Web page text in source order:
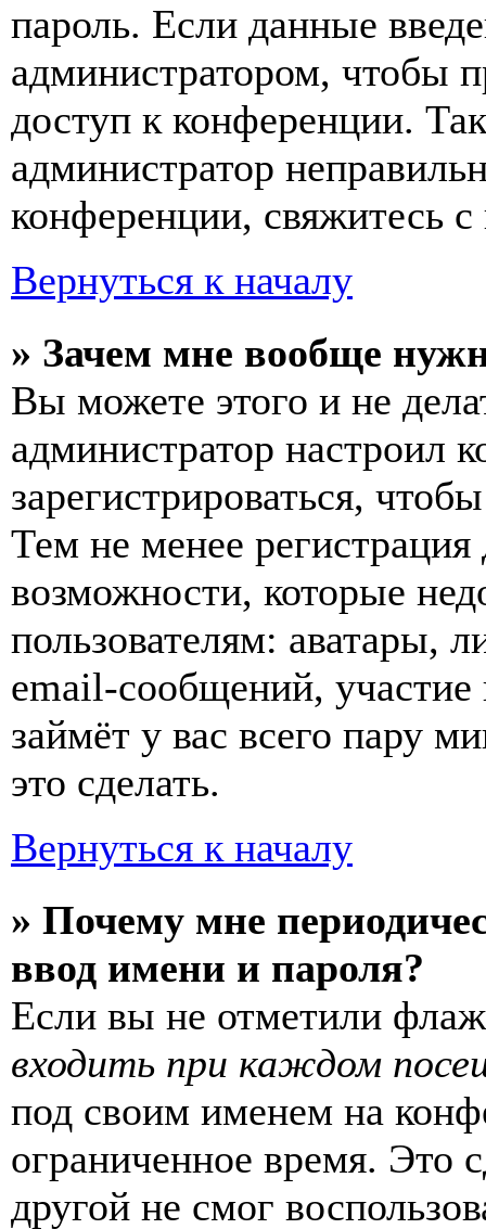
пароль. Если данные
администратором, чтобы
доступ к конференции.
администратор
конференции, свяжитесь
Вернуться к началу
» Зачем мне вообще
Вы можете этого и не
администратор
зарегистрироваться,
Тем не менее
возможности, которые
пользователям: аватары,
email-сообщений, участие
займёт у вас всего пару
это сделать.
Вернуться к началу
» Почему мне
ввод имени и пароля?
Если вы не отметили
входить при каждом
под своим именем на
ограниченное время. Это
другой не смог